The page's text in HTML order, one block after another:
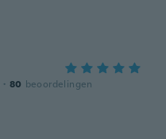
· 80 beoordelingen